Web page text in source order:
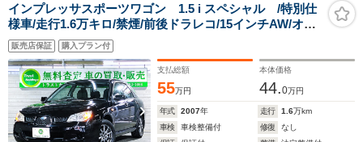
インプレッサスポーツワゴン 1.5 i スペシャル /特別仕
様車/走行1.6万キロ/禁煙/前後ドラレコ/15インチAW/オー
トエアコン/CDプレイヤー/キーレス/取説/
販売店保証 購入プラン付
支払総額
55万円
本体価格
44.0万円
年式 2007年 走行 1.6万km
車検
車検整備付 修復
なし